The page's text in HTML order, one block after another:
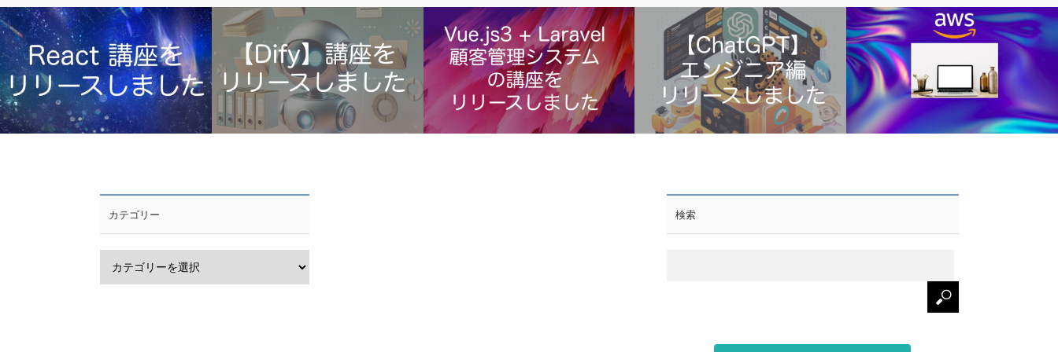
【React】初心者向け講座をリリースし
ました【MUI】【Udemy】
ニア向け】
【ChatGPT】エンジニア編をリリースし
ました
からわかる講座をリリースしました
カテゴリー 検索